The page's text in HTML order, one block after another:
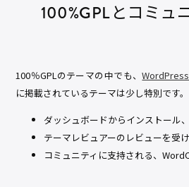
100%GPLとコミュ
100％GPLのテーマの中でも、
に掲載されているテーマは少し特別です。
ダッシュボードからインストール
テーマレビュアーのレビューを受
コミュニティに支持される、